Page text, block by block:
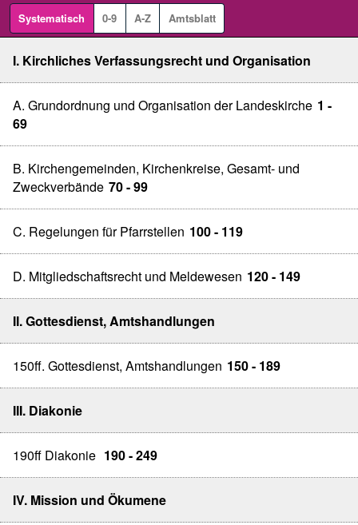
Systematisch 0-9 A-Z Amtsblatt
I. Kirchliches Verfassungsrecht und Organisation
A. Grundordnung und Organisation der Landeskirche 1 -
69
B. Kirchengemeinden, Kirchenkreise, Gesamt- und
Zweckverbände 70 - 99
C. Regelungen für Pfarrstellen 100 - 119
D. Mitgliedschaftsrecht und Meldewesen 120 - 149
II. Gottesdienst, Amtshandlungen
150ff. Gottesdienst, Amtshandlungen 150 - 189
III. Diakonie
190ff Diakonie 190 - 249
IV. Mission und Ökumene